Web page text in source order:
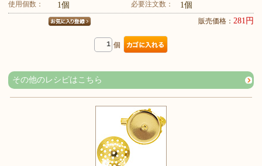
使用個数： 1個 必要注文数： 1個
販売価格： 281円
個
その他のレシピはこちら